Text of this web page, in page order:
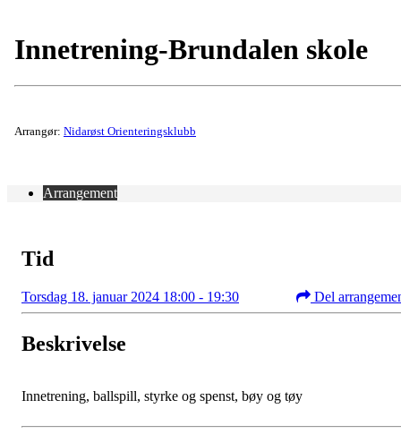
Innetrening-Brundalen skole
Arrangør: Nidarøst Orienteringsklubb
Arrangement
Tid
Torsdag 18. januar 2024 18:00 - 19:30 Del
Beskrivelse
Innetrening, ballspill, styrke og spenst, bøy og tøy